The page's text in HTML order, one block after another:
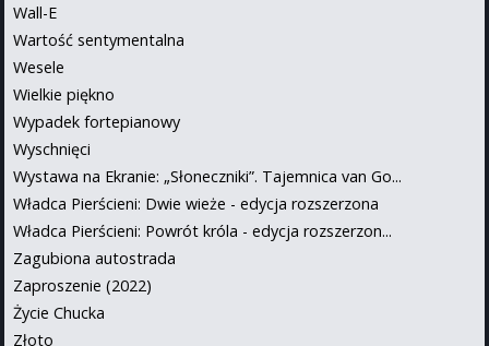
Wall-E
Wartość sentymentalna
Wesele
Wielkie piękno
Wypadek fortepianowy
Wyschnięci
Wystawa na Ekranie: „Słoneczniki”. Tajemnica van Go...
Władca Pierścieni: Dwie wieże - edycja rozszerzona
Władca Pierścieni: Powrót króla - edycja rozszerzon...
Zagubiona autostrada
Zaproszenie (2022)
Życie Chucka
Złoto